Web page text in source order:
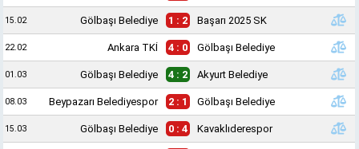
15.02 Gölbaşı Belediye 1 : 2 Başarı 2025 SK
22.02 Ankara TKİ 4 : 0 Gölbaşı Belediye
01.03 Gölbaşı Belediye 4 : 2 Akyurt Belediye
08.03 Beypazarı Belediyespor 2 : 1 Gölbaşı Belediye
15.03 Gölbaşı Belediye 0 : 4 Kavaklıderespor